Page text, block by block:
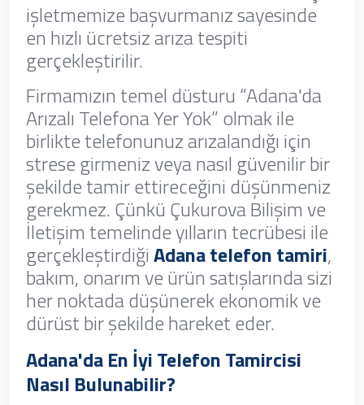
işletmemize başvurmanız sayesinde
en hızlı ücretsiz arıza tespiti
gerçekleştirilir.
Firmamızın temel düsturu “Adana'da
Arızalı Telefona Yer Yok” olmak ile
birlikte telefonunuz arızalandığı için
strese girmeniz veya nasıl güvenilir bir
şekilde tamir ettireceğini düşünmeniz
gerekmez. Çünkü Çukurova Bilişim ve
İletişim temelinde yılların tecrübesi ile
gerçekleştirdiğiAdana telefon tamiri,
bakım, onarım ve ürün satışlarında sizi
her noktada düşünerek ekonomik ve
dürüst bir şekilde hareket eder.
Adana'da En İyi Telefon Tamircisi
Nasıl Bulunabilir?